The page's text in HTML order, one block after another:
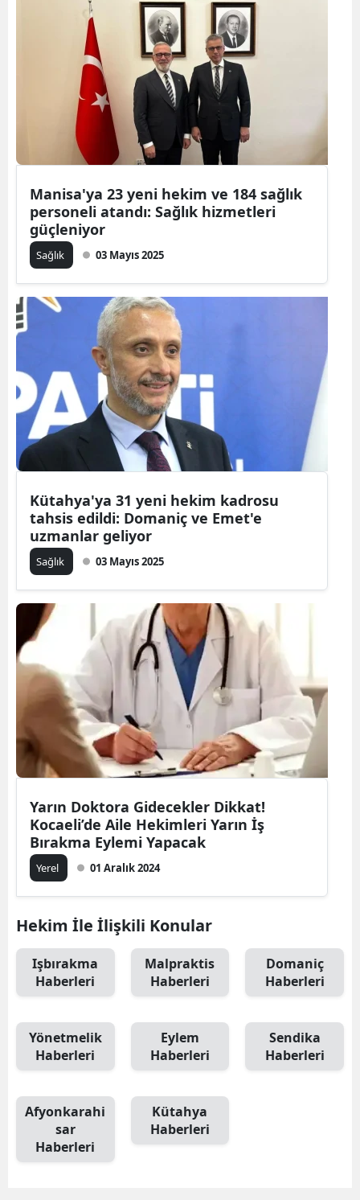
Manisa'ya 23 yeni hekim ve 184 sağlık
personeli atandı: Sağlık hizmetleri
güçleniyor
Sağlık 03 Mayıs 2025
Kütahya'ya 31 yeni hekim kadrosu
tahsis edildi: Domaniç ve Emet'e
uzmanlar geliyor
Sağlık 03 Mayıs 2025
Yarın Doktora Gidecekler Dikkat!
Kocaeli’de Aile Hekimleri Yarın İş
Bırakma Eylemi Yapacak
Yerel 01 Aralık 2024
Hekim İle İlişkili Konular
Işbırakma
Haberleri
Malpraktis
Haberleri
Domaniç
Haberleri
Yönetmelik
Haberleri
Eylem
Haberleri
Sendika
Haberleri
Afyonkarahi
sar
Haberleri
Kütahya
Haberleri